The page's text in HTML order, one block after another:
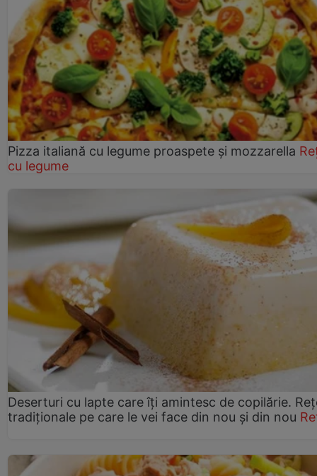
Pizza italiană cu legume proaspete și mozzarella
cu legume
Deserturi cu lapte care îți amintesc de copilărie.
tradiționale pe care le vei face din nou și din nou